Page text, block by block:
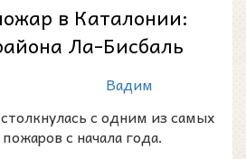
в Каталонии:
Ла-Бисбаль
Гаваррес и
Вадим
с одним из самых
с начала года.